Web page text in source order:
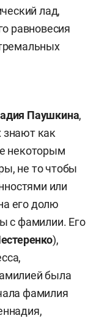
лад,
равновесия
Паушкина,
знают как
некоторым
не то чтобы
или
его долю
с фамилии. Его
),
была
фамилия